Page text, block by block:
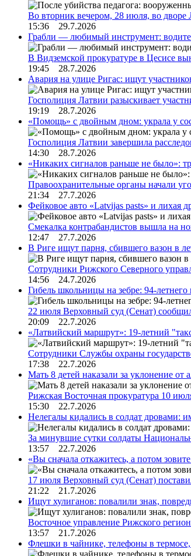
Во вторник вечером, 28 июля, во
15:36 29.7.2026
Грабли — любимый инструмент:
В Видземской прокуратуре в Цесисе
19:45 28.7.2026
Авария на улице Ригас: ищут
Госполиция Латвии разыскивает
19:19 28.7.2026
«Помощь» с двойным дном: украла у
Госполиция Латвии завершила
14:30 28.7.2026
«Никаких сигналов раньше не было»:
Правоохранительные органы начали
21:34 27.7.2026
Фейковое авто «Latvijas pasts» и лихая
Смекалка контрабандистов вышла на
12:47 27.7.2026
В Риге ищут парня, сбившего вазон в
Сотрудники Рижского Северного
14:56 24.7.2026
Гибель школьницы на зебре: 94-
22 июля Верховный суд (Сенат)
20:09 22.7.2026
«Латвийский маршрут»: 19-летний
Сотрудники Службы охраны
17:38 22.7.2026
Мать 8 детей наказали за уклонение
Рижская Восточная прокуратура 10
15:30 22.7.2026
Нелегалы кидались в солдат дровами:
За минувшие сутки солдаты
13:57 22.7.2026
«Вы сначала откажитесь, а потом
17 июля Верховный суд (Сенат)
21:22 21.7.2026
Ищут хулиганов: повалили знак,
Восточное управление Рижского
13:57 21.7.2026
Флешки в чайнике, телефоны в